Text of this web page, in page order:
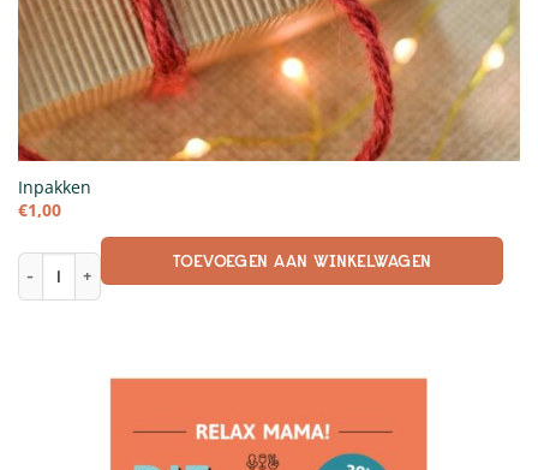
Inpakken
€1,00
Inpakken aantal TOEVOEGEN AAN WINKELWAGEN